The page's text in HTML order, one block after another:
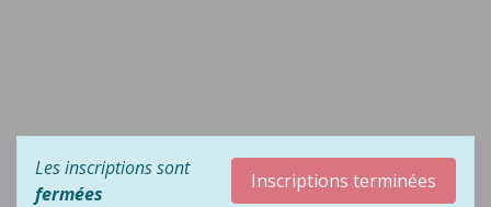
Les inscriptions sont
fermées
Inscriptions terminées